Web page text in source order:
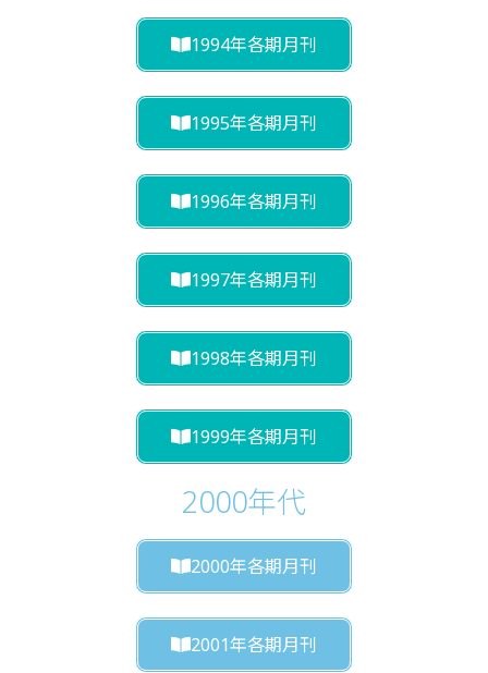
1994年各期月刊
1995年各期月刊
1996年各期月刊
1997年各期月刊
1998年各期月刊
1999年各期月刊
2000年代
2000年各期月刊
2001年各期月刊